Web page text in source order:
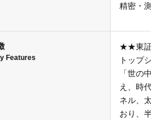
精密・
Features
★★東証
トップ
「世の
え、時
ネル、
おり、